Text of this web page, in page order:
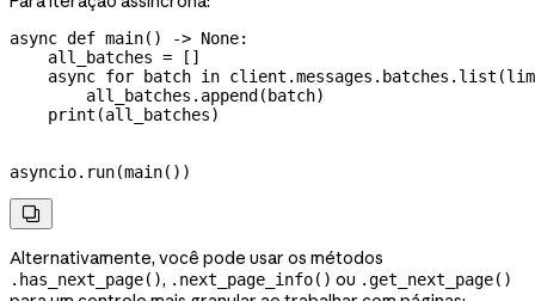
async def main() -> None:
    all_batches
= []
    async
for batch in client.messages.batches.list(
        all_batches.append(batch)
    print
(all_batches)
asyncio.run(main())

Alternativamente, você pode usar os métodos
.has_next_page(), .next_page_info() ou .get_next_page()